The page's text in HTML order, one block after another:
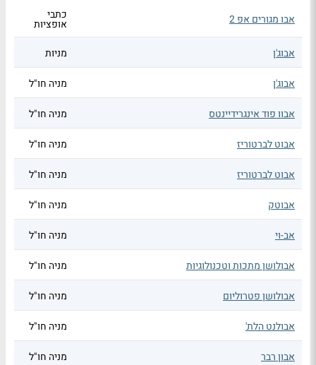
אבו מגורים אפ 2 כתבי
אופציות
אבוג'ן
מניות
אבוג'ן מניה חו"ל
אבוו פוד אינגרידיינטס מניה חו"ל
אבוט לברטוריז מניה חו"ל
אבוט לברטוריז מניה חו"ל
אבוטק מניה חו"ל
אב-וי מניה חו"ל
אבולושן מתכות וטכנולוגיות מניה חו"ל
אבולושן פטרוליום מניה חו"ל
אבולנט הלת' מניה חו"ל
אבון רבר מניה חו"ל